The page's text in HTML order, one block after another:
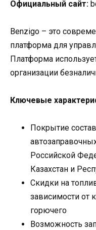
Официальный сайт:
Benzigo – это
платформа для
Платформа
организации
Ключевые
Покрытие
Российской
Казахстан и
Скидки на
зависимости от
горючего
Возможность